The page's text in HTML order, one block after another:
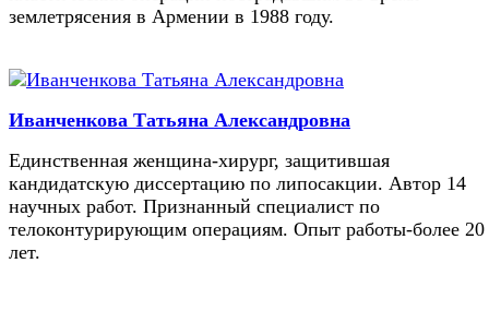
землетрясения в Армении в 1988 году.
Иванченкова Татьяна Александровна
Единственная женщина-хирург, защитившая
кандидатскую диссертацию по липосакции. Автор 14
научных работ. Признанный специалист по
телоконтурирующим операциям. Опыт работы-более 20
лет.